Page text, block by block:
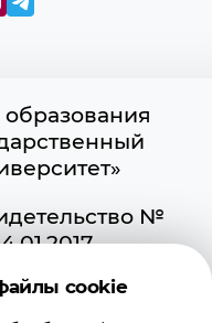
№
ресурсов
cookie